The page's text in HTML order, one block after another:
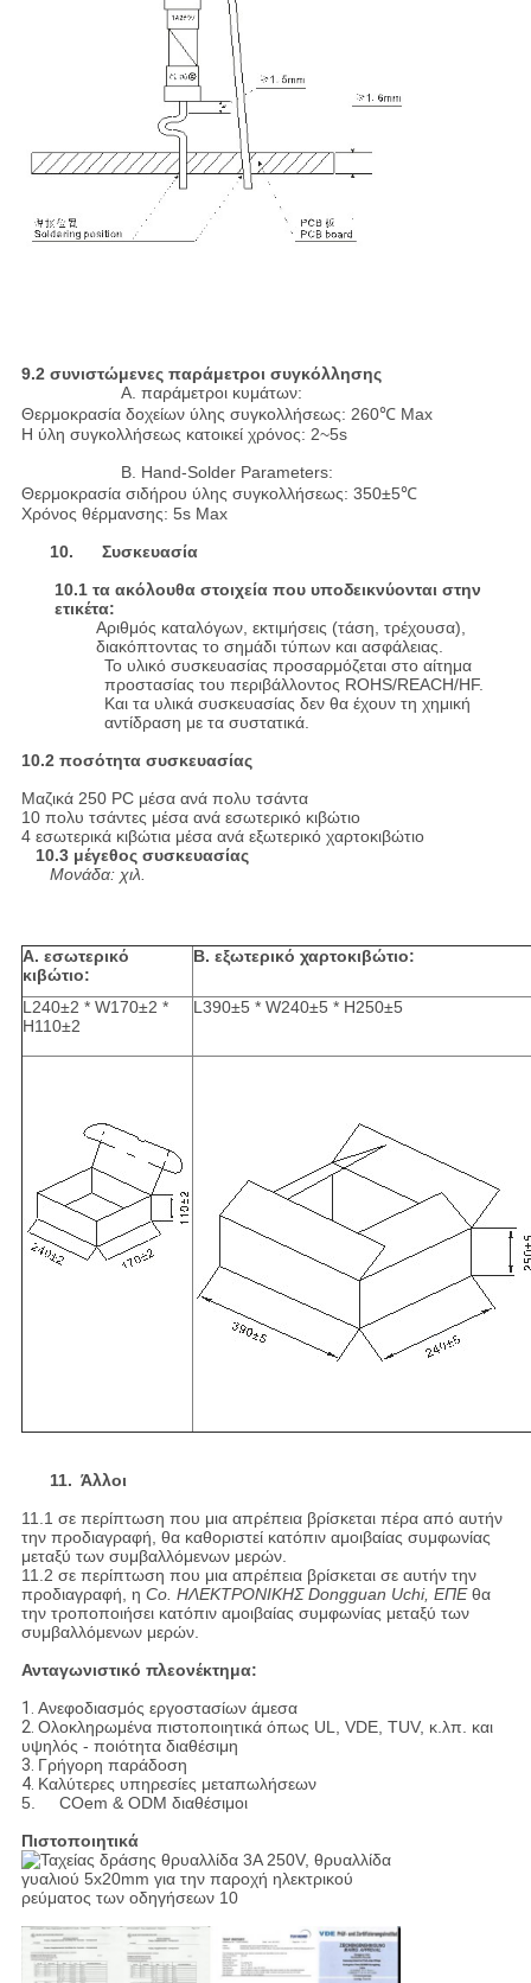
9.2 συνιστώμενες παράμετροι συγκόλλησης
Α. παράμετροι κυμάτων:
Θερμοκρασία δοχείων ύλης συγκολλήσεως: 260℃ Max
Η ύλη συγκολλήσεως κατοικεί χρόνος: 2~5s
Β. Hand-Solder Parameters:
Θερμοκρασία σιδήρου ύλης συγκολλήσεως: 350±5℃
Χρόνος θέρμανσης: 5s Max
10. Συσκευασία
10.1 τα ακόλουθα στοιχεία που υποδεικνύονται στην
ετικέτα:
Αριθμός καταλόγων, εκτιμήσεις (τάση, τρέχουσα),
διακόπτοντας το σημάδι τύπων και ασφάλειας.
Το υλικό συσκευασίας προσαρμόζεται στο αίτημα
προστασίας του περιβάλλοντος ROHS/REACH/HF.
Και τα υλικά συσκευασίας δεν θα έχουν τη χημική
αντίδραση με τα συστατικά.
10.2 ποσότητα συσκευασίας
Μαζικά 250 PC μέσα ανά πολυ τσάντα
10 πολυ τσάντες μέσα ανά εσωτερικό κιβώτιο
4 εσωτερικά κιβώτια μέσα ανά εξωτερικό χαρτοκιβώτιο
10.3 μέγεθος συσκευασίας
Μονάδα: χιλ.
Α. εσωτερικό
κιβώτιο:
Β. εξωτερικό χαρτοκιβώτιο:
L240±2 * W170±2 *
H110±2
L390±5 * W240±5 * H250±5
11. Άλλοι
11.1 σε περίπτωση που μια απρέπεια βρίσκεται πέρα από αυτήν
την προδιαγραφή, θα καθοριστεί κατόπιν αμοιβαίας συμφωνίας
μεταξύ των συμβαλλόμενων μερών.
11.2 σε περίπτωση που μια απρέπεια βρίσκεται σε αυτήν την
προδιαγραφή, η Co. ΗΛΕΚΤΡΟΝΙΚΗΣ Dongguan Uchi, ΕΠΕθα
την τροποποιήσει κατόπιν αμοιβαίας συμφωνίας μεταξύ των
συμβαλλόμενων μερών.
Ανταγωνιστικό πλεονέκτημα:
1. Ανεφοδιασμός εργοστασίων άμεσα
2. Ολοκληρωμένα πιστοποιητικά όπως UL, VDE, TUV, κ.λπ. και
υψηλός - ποιότητα διαθέσιμη
3. Γρήγορη παράδοση
4. Καλύτερες υπηρεσίες μεταπωλήσεων
5. COem & ODM διαθέσιμοι
Πιστοποιητικά